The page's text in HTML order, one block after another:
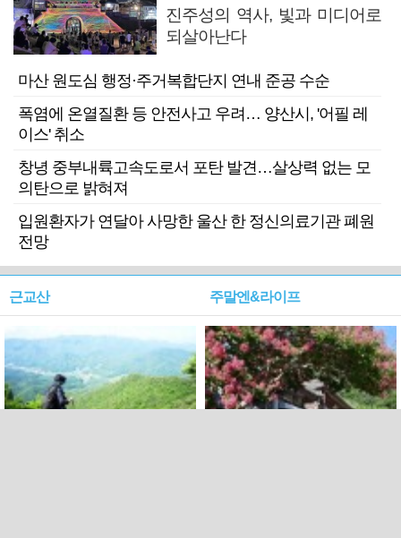
진주성의 역사, 빛과 미디어로
되살아난다
마산 원도심 행정·주거복합단지 연내 준공 수순
폭염에 온열질환 등 안전사고 우려… 양산시, '어필 레
이스' 취소
창녕 중부내륙고속도로서 포탄 발견…살상력 없는 모
의탄으로 밝혀져
입원환자가 연달아 사망한 울산 한 정신의료기관 폐원
전망
근교산 주말엔&라이프